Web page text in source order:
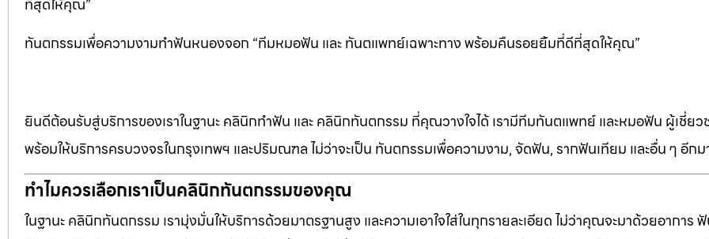
ทันตกรรมเพื่อความงามทำฟันหนองจอก “ทีมหมอฟัน และ ทันตแพทย์เฉพาะทาง พร้อมคืนรอยยิ้มที่ดีที่สุดให้คุณ”
ยินดีต้อนรับสู่บริการของเราในฐานะ คลินิกทำฟัน และ คลินิกทันตกรรม ที่คุณวางใจได้ เรามีทีมทันตแพทย์ และหมอฟัน ผู้เชี่ย
พร้อมให้บริการครบวงจรในกรุงเทพฯ และปริมณฑล ไม่ว่าจะเป็น ทันตกรรมเพื่อความงาม, จัดฟัน, รากฟันเทียม และอื่น ๆ อีก
ทำไมควรเลือกเราเป็นคลินิกทันตกรรมของคุณ
ในฐานะ คลินิกทันตกรรม เรามุ่งมั่นให้บริการด้วยมาตรฐานสูง และความเอาใจใส่ในทุกรายละเอียด ไม่ว่าคุณจะมาด้วยอาการ